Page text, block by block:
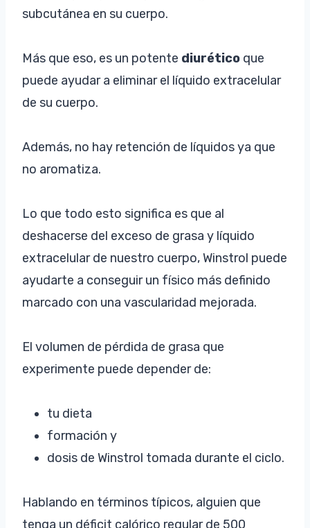
subcutánea en su cuerpo.
Más que eso, es un potente diurético que
puede ayudar a eliminar el líquido extracelular
de su cuerpo.
Además, no hay retención de líquidos ya que
no aromatiza.
Lo que todo esto significa es que al
deshacerse del exceso de grasa y líquido
extracelular de nuestro cuerpo, Winstrol puede
ayudarte a conseguir un físico más definido
marcado con una vascularidad mejorada.
El volumen de pérdida de grasa que
experimente puede depender de:
tu dieta
formación y
dosis de Winstrol tomada durante el ciclo.
Hablando en términos típicos, alguien que
tenga un déficit calórico regular de 500